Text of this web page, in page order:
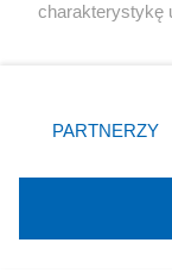
charakterystykę
zmienić/
znajdujący się
rodzaje
użytkownika,
PARTNERZY